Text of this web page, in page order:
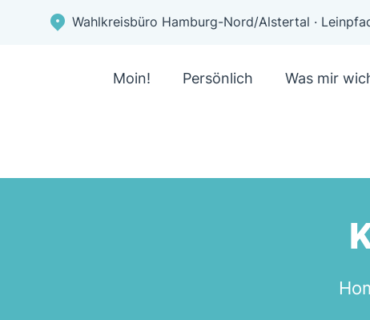
Wahlkreisbüro Hamburg-Nord/Alstertal ·
Moin! Persönlich Was mir